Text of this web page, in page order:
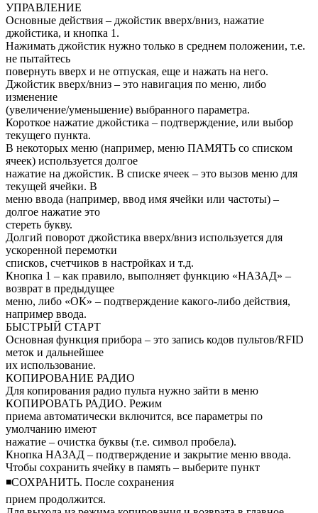
УПРАВЛЕНИЕ
Основные действия – джойстик вверх/вниз, нажатие
джойстика, и кнопка 1.
Нажимать джойстик нужно только в среднем положении, т.е.
не пытайтесь
повернуть вверх и не отпуская, еще и нажать на него.
Джойстик вверх/вниз – это навигация по меню, либо
изменение
(увеличение/уменьшение) выбранного параметра.
Короткое нажатие джойстика – подтверждение, или выбор
текущего пункта.
В некоторых меню (например, меню ПАМЯТЬ со списком
ячеек) используется долгое
нажатие на джойстик. В списке ячеек – это вызов меню для
текущей ячейки. В
меню ввода (например, ввод имя ячейки или частоты) –
долгое нажатие это
стереть букву.
Долгий поворот джойстика вверх/вниз используется для
ускоренной перемотки
списков, счетчиков в настройках и т.д.
Кнопка 1 – как правило, выполняет функцию «НАЗАД» –
возврат в предыдущее
меню, либо «ОК» – подтверждение какого-либо действия,
например ввода.
БЫСТРЫЙ СТАРТ
Основная функция прибора – это запись кодов пультов/RFID
меток и дальнейшее
их использование.
КОПИРОВАНИЕ РАДИО
Для копирования радио пульта нужно зайти в меню
КОПИРОВАТЬ РАДИО. Режим
приема автоматически включится, все параметры по
умолчанию имеют
нажатие – очистка буквы (т.е. символ пробела).
Кнопка НАЗАД – подтверждение и закрытие меню ввода.
Чтобы сохранить ячейку в память – выберите пункт
◾СОХРАНИТЬ. После сохранения
прием продолжится.